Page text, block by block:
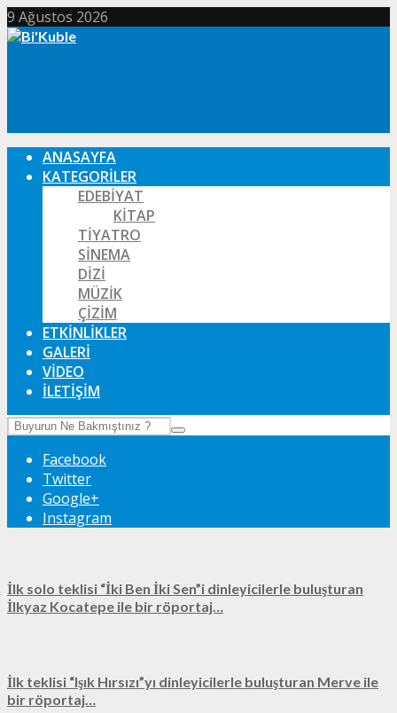
9 Ağustos 2026
ANASAYFA
KATEGORILER
EDEBIYAT
KITAP
TIYATRO
SINEMA
DIZI
MÜZIK
ÇIZIM
ETKINLIKLER
GALERI
VIDEO
İLETIŞIM
Facebook
Twitter
Google+
Instagram
İlk solo teklisi “İki Ben İki Sen”i dinleyicilerle buluşturan
İlkyaz Kocatepe ile bir röportaj…
İlk teklisi “Işık Hırsızı”yı dinleyicilerle buluşturan Merve ile
bir röportaj…